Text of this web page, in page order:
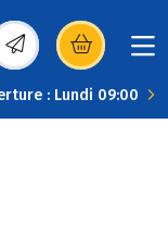
dans une
: Lundi 09:00